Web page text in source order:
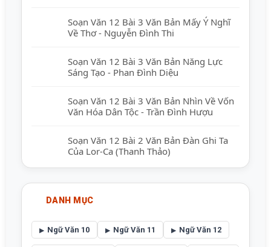
Soạn Văn 12 Bài 3 Văn Bản Mấy Ý Nghĩ
Về Thơ - Nguyễn Đình Thi
Soạn Văn 12 Bài 3 Văn Bản Năng Lực
Sáng Tạo - Phan Đình Diệu
Soạn Văn 12 Bài 3 Văn Bản Nhìn Về Vốn
Văn Hóa Dân Tộc - Trần Đình Hượu
Soạn Văn 12 Bài 2 Văn Bản Đàn Ghi Ta
Của Lor-Ca (Thanh Thảo)
DANH MỤC
Ngữ Văn 10 Ngữ Văn 11 Ngữ Văn 12